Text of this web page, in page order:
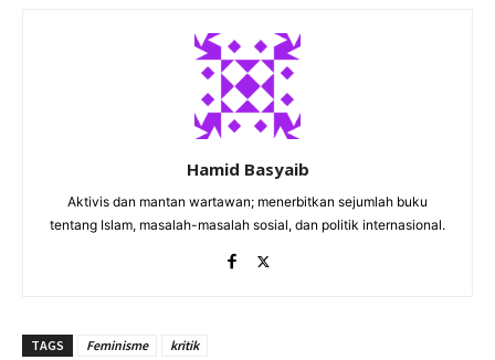
Hamid Basyaib
Aktivis dan mantan wartawan; menerbitkan sejumlah buku
tentang Islam, masalah-masalah sosial, dan politik internasional.
TAGS Feminisme kritik